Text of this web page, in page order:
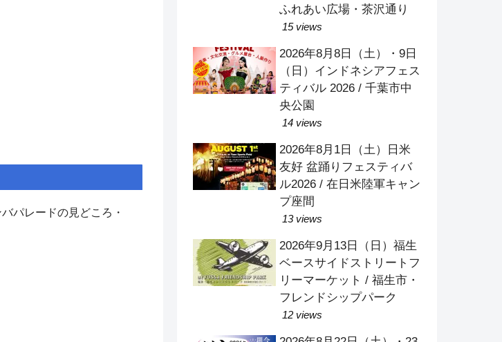
パレードの見どころ・
ふれあい広場・茶沢通り
15 views
2026年8月8日（土）・9日
（日）インドネシアフェス
ティバル 2026 / 千葉市中
央公園
14 views
2026年8月1日（土）日米
友好 盆踊りフェスティバ
ル2026 / 在日米陸軍キャン
プ座間
13 views
2026年9月13日（日）福生
ベースサイドストリートフ
リーマーケット / 福生市・
フレンドシップパーク
12 views